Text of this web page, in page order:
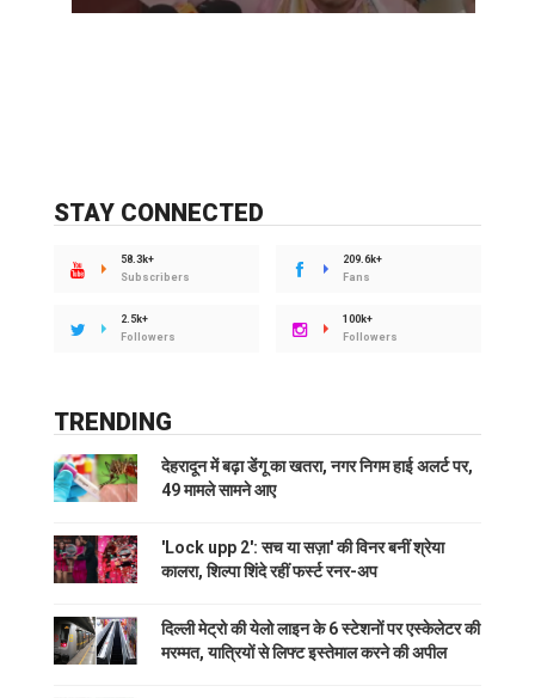
STAY CONNECTED
58.3k+
Subscribers
209.6k+
Fans
2.5k+
Followers
100k+
Followers
TRENDING
देहरादून में बढ़ा डेंगू का खतरा, नगर निगम हाई अलर्ट पर,
49 मामले सामने आए
'Lock upp 2': सच या सज़ा' की विनर बनीं श्रेया
कालरा, शिल्पा शिंदे रहीं फर्स्ट रनर-अप
दिल्ली मेट्रो की येलो लाइन के 6 स्टेशनों पर एस्केलेटर की
मरम्मत, यात्रियों से लिफ्ट इस्तेमाल करने की अपील